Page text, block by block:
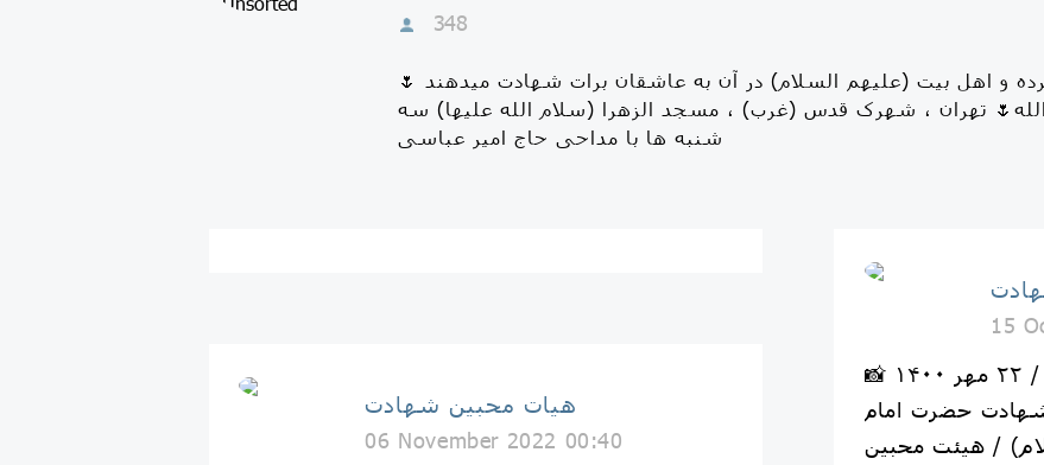
348
و اهل بيت (علیهم السلام) در آن به عاشقان برات شهادت میدهند 🌷
تهران ، شهرک قدس (غرب) ، مسجد الزهرا (سلام الله علیها) سه
شنبه ها با مداحی حاج امیر عباسی
هيات محبین شهادت
06 November 2022 00:40
15
📸 گزارش تصویری / واکسیناسیون / ۲۲ مهر ۱۴۰۰
حضرت امام
/ هیئت محبین